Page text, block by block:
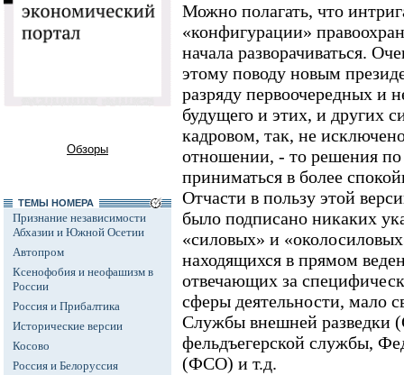
Обзоры
ТЕМЫ НОМЕРА
Признание независимости
Абхазии и Южной Осетии
Автопром
Ксенофобия и неофашизм в
России
Россия и Прибалтика
Исторические версии
Косово
Россия и Белоруссия
Можно полагать, что
«конфигурации»
начала разворачиваться.
этому поводу новым
разряду первоочередных и
будущего и этих, и других
кадровом, так, не
отношении, - то решения
приниматься в более
Отчасти в пользу этой
было подписано никаких
«силовых» и
находящихся в прямом
отвечающих за
сферы деятельности, мало
Службы внешней разведки
фельдъегерской службы,
(ФСО) и т.д.